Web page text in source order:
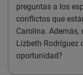
preguntas a los
conflictos que
Carolina. Además,
Lizbeth Rodríguez
oportunidad?